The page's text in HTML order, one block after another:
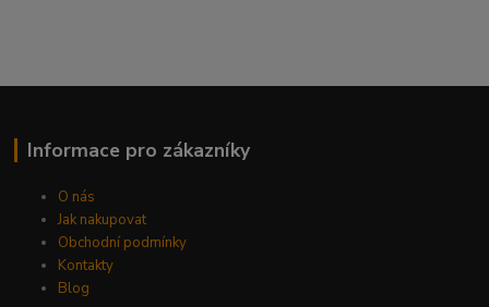
Informace pro zákazníky
O nás
Jak nakupovat
Obchodní podmínky
Kontakty
Blog